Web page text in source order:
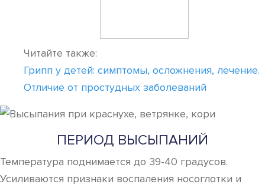
Читайте также:
Грипп у детей: симптомы, осложнения, лечение.
Отличие от простудных заболеваний
ПЕРИОД ВЫСЫПАНИЙ
Температура поднимается до 39-40 градусов.
Усиливаются признаки воспаления носоглотки и